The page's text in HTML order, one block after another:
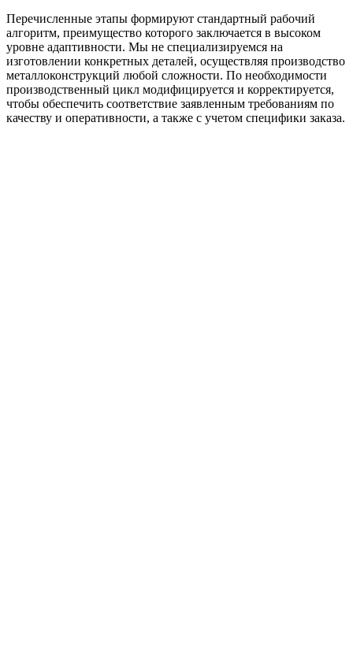
Перечисленные этапы формируют стандартный рабочий
алгоритм, преимущество которого заключается в высоком
уровне адаптивности. Мы не специализируемся на
изготовлении конкретных деталей, осуществляя производство
металлоконструкций любой сложности. По необходимости
производственный цикл модифицируется и корректируется,
чтобы обеспечить соответствие заявленным требованиям по
качеству и оперативности, а также с учетом специфики заказа.